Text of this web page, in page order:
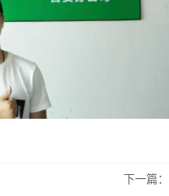
下一篇：